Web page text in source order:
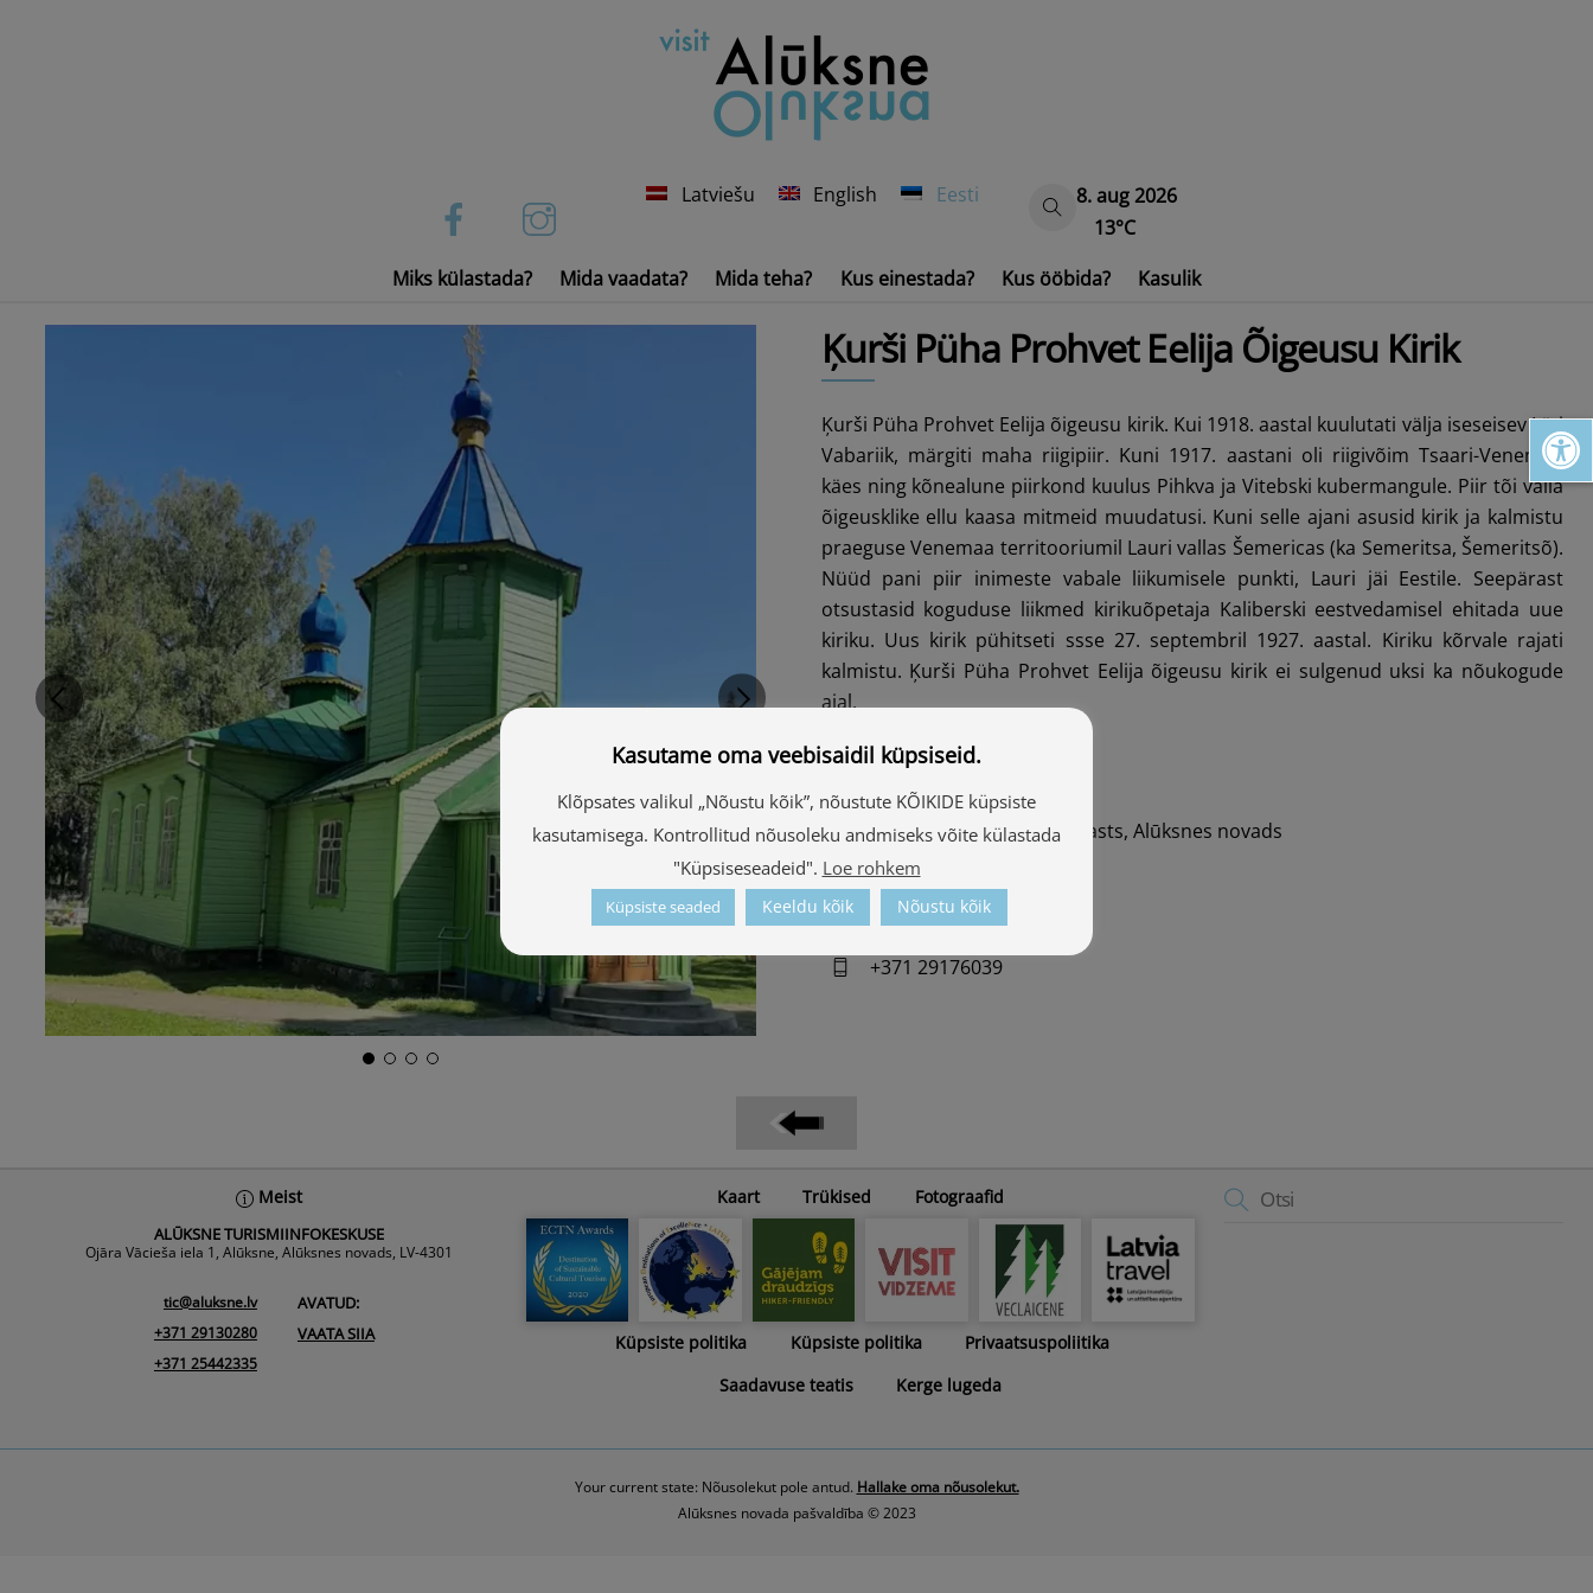
Open toolbar
Latviešu English Eesti
8. aug 2026
13°C
Miks külastada? Mida vaadata? Mida teha? Kus einestada? Kus ööbida? Kasulik
Ķurši Püha Prohvet Eelija Õigeusu Kirik
Ķurši Püha Prohvet Eelija õigeusu kirik. Kui 1918. aastal kuulutati välja iseseisev Läti
Vabariik, märgiti maha riigipiir. Kuni 1917. aastani oli riigivõim Tsaari-Venemaa
käes ning kõnealune piirkond kuulus Pihkva ja Vitebski kubermangule. Piir tõi valla
õigeusklike ellu kaasa mitmeid muudatusi. Kuni selle ajani asusid kirik ja kalmistu
praeguse Venemaa territooriumil Lauri vallas Šemericas (ka Semeritsa, Šemeritsõ).
Nüüd pani piir inimeste vabale liikumisele punkti, Lauri jäi Eestile. Seepärast
otsustasid koguduse liikmed kirikuõpetaja Kaliberski eestvedamisel ehitada uue
kiriku. Uus kirik pühitseti ssse 27. septembril 1927. aastal. Kiriku kõrvale rajati
kalmistu. Ķurši Püha Prohvet Eelija õigeusu kirik ei sulgenud uksi ka nõukogude
ajal.
Kontaktid
"Baznīca", Pededzes pagasts, Alūksnes novads
57.504055, 27.442281
Vaata kaardilt
+371 29176039
Meist
ALŪKSNE TURISMIINFOKESKUSE
Ojāra Vācieša iela 1, Alūksne, Alūksnes novads, LV-4301
tic@aluksne.lv
+371 29130280
+371 25442335
AVATUD:
VAATA SIIA
Kaart Trükised Fotograafid
Küpsiste politika Küpsiste politika
Privaatsuspoliitika
Saadavuse teatis
Kerge lugeda
Your current state: Nõusolekut pole antud. Hallake oma nõusolekut.
Alūksnes novada pašvaldība © 2023
Kasutame oma veebisaidil küpsiseid.
Klõpsates valikul „Nõustu kõik”, nõustute KÕIKIDE küpsiste
kasutamisega. Kontrollitud nõusoleku andmiseks võite külastada
"Küpsiseseadeid". Loe rohkem
Küpsiste seaded Keeldu kõik Nõustu kõik